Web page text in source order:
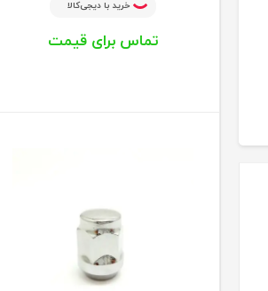
خرید با دیجی‌کالا
تماس برای قیمت